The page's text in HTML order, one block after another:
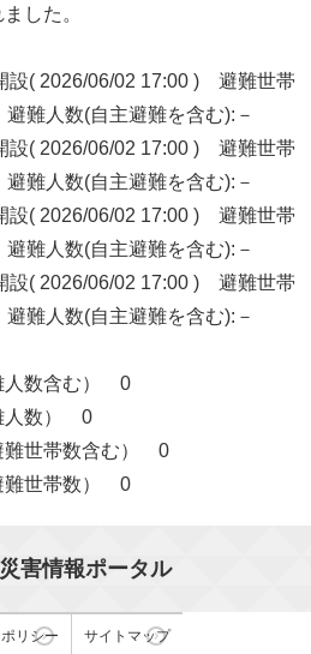
した。
設( 2026/06/02 17:00 ) 避難世帯
難人数(自主避難を含む):－
設( 2026/06/02 17:00 ) 避難世帯
難人数(自主避難を含む):－
設( 2026/06/02 17:00 ) 避難世帯
難人数(自主避難を含む):－
設( 2026/06/02 17:00 ) 避難世帯
難人数(自主避難を含む):－
人数含む） 0
人数） 0
難世帯数含む） 0
難世帯数） 0
害情報ポータル
リシー サイトマップ